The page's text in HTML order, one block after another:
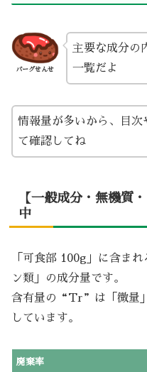
バーグせんせ
主要な成分の
一覧だよ
情報量が多いから、目次
て確認してね
【一般成分・無機質
中
「可食部 100g」に含ま
ン類」の成分量です。
含有量の“Tr”は「微量
しています。
廃棄率